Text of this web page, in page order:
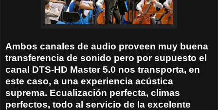
Ambos canales de audio proveen muy buena
transferencia de sonido pero por supuesto el
canal DTS-HD Master 5.0 nos transporta, en
este caso, a una experiencia acústica
suprema. Ecualización perfecta, climas
perfectos, todo al servicio de la excelente